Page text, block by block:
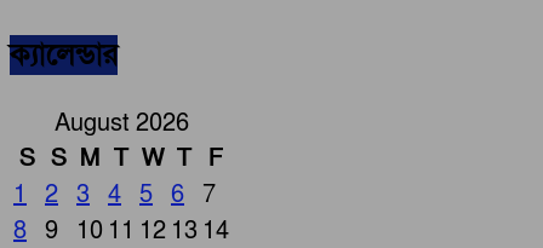
ক্যালেন্ডার
August 2026
S S M T W T F
1
2 3 4 5 6
7
8 9 10 11 12 13 14